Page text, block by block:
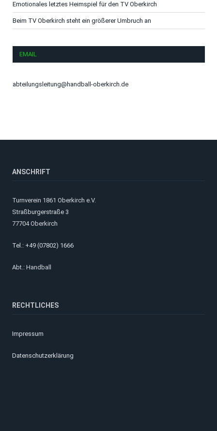
Emotionales letztes Heimspiel für den TV Oberkirch
Beim TV Oberkirch steht ein größerer Umbruch an
EMAIL
abteilungsleitung@handball-oberkirch.de
ANSCHRIFT
Turnverein 1861 Oberkirch e.V.
Straßburgerstraße 3
77704 Oberkirch
Tel.: +49 (07802) 1666
Abt.: Handball
RECHTLICHES
Impressum
Datenschutzerklärung